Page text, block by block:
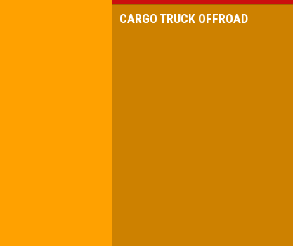
CARGO TRUCK OFFROAD